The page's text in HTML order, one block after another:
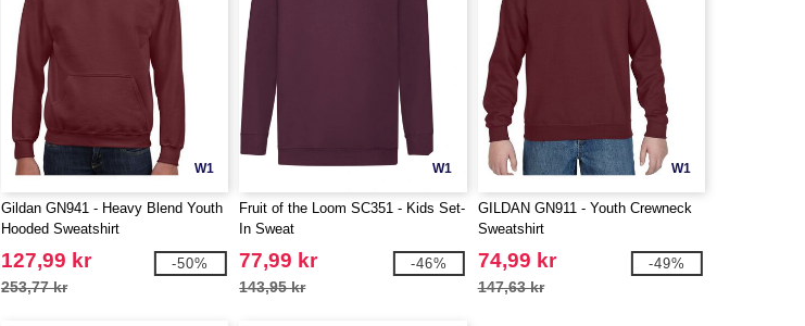
W1
Gildan GN941 - Heavy Blend Youth
Hooded Sweatshirt
127,99 kr
253,77 kr
-50%
W1
Fruit of the Loom SC351 - Kids Set-
In Sweat
77,99 kr
143,95 kr
-46%
W1
GILDAN GN911 - Youth Crewneck
Sweatshirt
74,99 kr
147,63 kr
-49%